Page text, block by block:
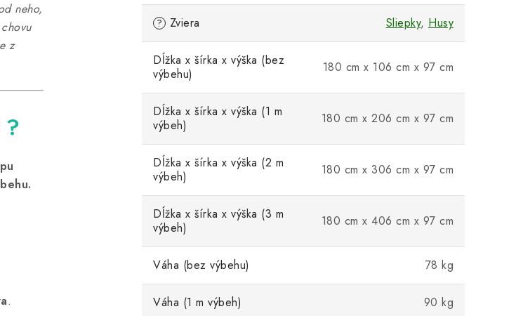
neho,
z
.
? Zviera Sliepky, Husy
Dĺžka x šírka x výška (bez
výbehu)
180 cm x 106 cm x 97 cm
Dĺžka x šírka x výška (1 m
výbeh)
180 cm x 206 cm x 97 cm
Dĺžka x šírka x výška (2 m
výbeh)
180 cm x 306 cm x 97 cm
Dĺžka x šírka x výška (3 m
výbeh)
180 cm x 406 cm x 97 cm
Váha (bez výbehu) 78 kg
Váha (1 m výbeh) 90 kg